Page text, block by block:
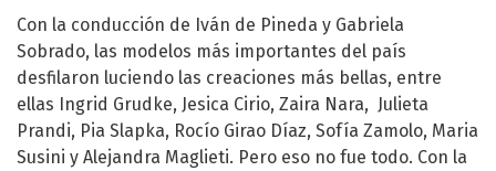
Con la conducción de Iván de Pineda y Gabriela
Sobrado, las modelos más importantes del país
desfilaron luciendo las creaciones más bellas, entre
ellas Ingrid Grudke, Jesica Cirio, Zaira Nara, Julieta
Prandi, Pia Slapka, Rocío Girao Díaz, Sofía Zamolo, Maria
Susini y Alejandra Maglieti. Pero eso no fue todo. Con la